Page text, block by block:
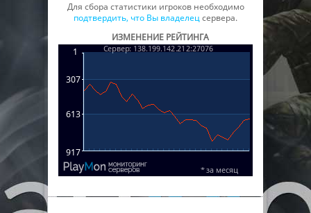
Для сбора статистики игроков необходимо
подтвердить, что Вы владелецсервера.
ИЗМЕНЕНИЕ РЕЙТИНГА